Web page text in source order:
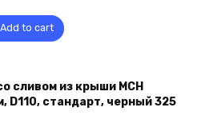
Add to cart
сливом из крыши MCH
D110, стандарт, черный 325